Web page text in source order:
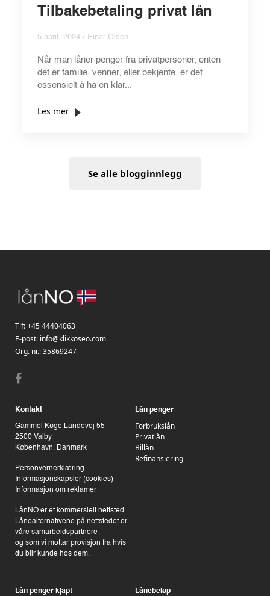
Tilbakebetaling privat lån
5 april, 2024 / Einar Olsen
Når man låner penger fra privatpersoner, enten
det er familie, venner, eller bekjente, er det
essensielt å ha en klar...
Les mer
Se alle blogginnlegg
Tlf:+45 44404063
E-post: info@klikkoseo.com
Org. nr.:35869247
Kontakt
Gammel Køge Landevej 55
2500 Valby
København, Danmark
Personvernerklæring
Informasjonskapsler (cookies)
Informasjon om reklamer
LånNO er et kommersielt nettsted.
Lånealternativene på nettstedet er
våre samarbeidspartnere
og som vi mottar provisjon fra hvis
du blir kunde hos dem.
Lån penger
Forbrukslån
Privatlån
Billån
Refinansiering
Lån penger kjapt Lånebeløp